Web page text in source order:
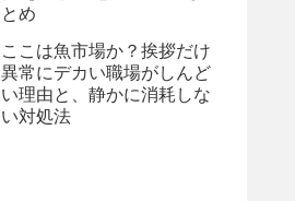
とめ
ここは魚市場か？挨拶だけ
異常にデカい職場がしんど
い理由と、静かに消耗しな
い対処法